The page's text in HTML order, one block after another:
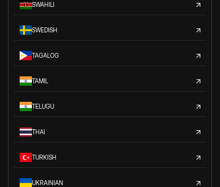
SWAHILI
SWEDISH
TAGALOG
TAMIL
TELUGU
THAI
TURKISH
UKRAINIAN